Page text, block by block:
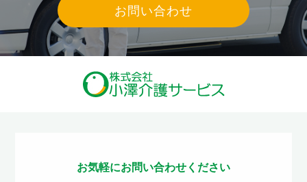
お問い合わせ
お気軽にお問い合わせください